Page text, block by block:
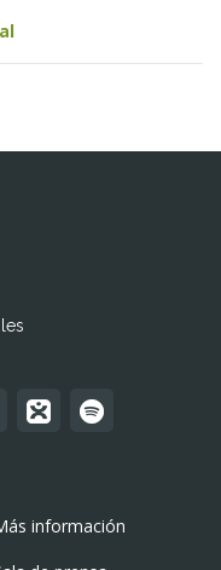
información